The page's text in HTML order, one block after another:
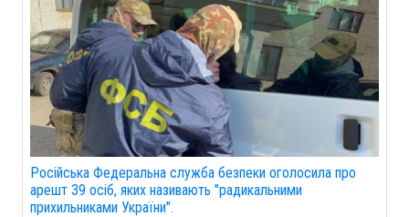
Російська Федеральна служба безпеки оголосила про
арешт 39 осіб, яких називають "радикальними
прихильниками України".